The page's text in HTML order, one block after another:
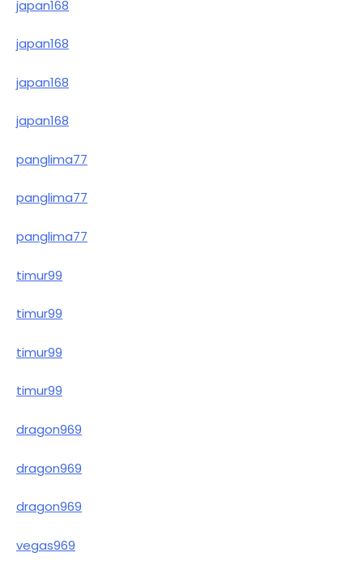
japan168
japan168
japan168
japan168
panglima77
panglima77
panglima77
timur99
timur99
timur99
timur99
dragon969
dragon969
dragon969
vegas969